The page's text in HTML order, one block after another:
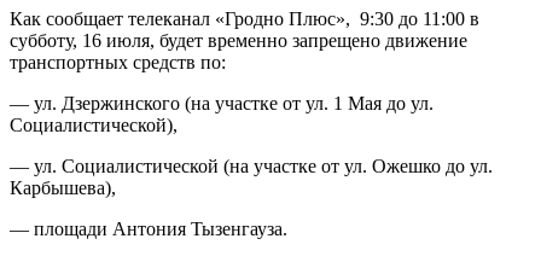
Как сообщает телеканал «Гродно Плюс», 9:30 до 11:00 в
субботу, 16 июля, будет временно запрещено движение
транспортных средств по:
— ул. Дзержинского (на участке от ул. 1 Мая до ул.
Социалистической),
— ул. Социалистической (на участке от ул. Ожешко до ул.
Карбышева),
— площади Антония Тызенгауза.